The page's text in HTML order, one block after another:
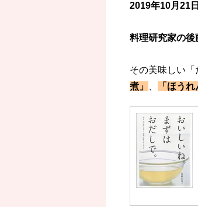
2019年10月21
料理研究家の
その美味しい「
煮」
「ほう